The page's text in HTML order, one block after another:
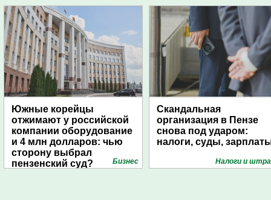
Южные корейцы
отжимают у российской
компании оборудование
и 4 млн долларов: чью
сторону выбрал
пензенский суд?
Бизнес
Скандальная
организация в Пензе
снова под ударом:
налоги, суды,
Налоги и